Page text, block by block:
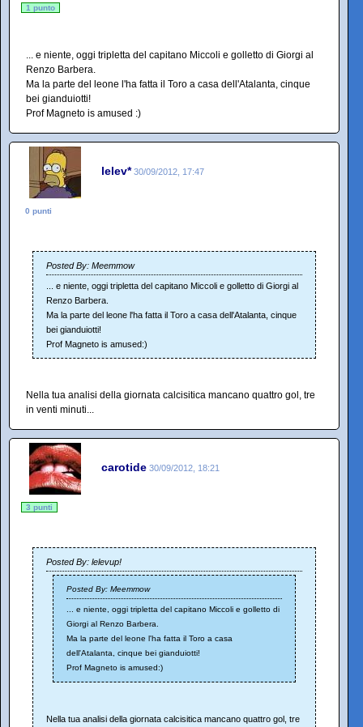
1 punto
... e niente, oggi tripletta del capitano Miccoli e golletto di Giorgi al
Renzo Barbera.
Ma la parte del leone l'ha fatta il Toro a casa dell'Atalanta, cinque
bei gianduiotti!
Prof Magneto is amused :)
lelev* 30/09/2012, 17:47
0 punti
Posted By: Meemmow
... e niente, oggi tripletta del capitano Miccoli e golletto di Giorgi al
Renzo Barbera.
Ma la parte del leone l'ha fatta il Toro a casa dell'Atalanta, cinque
bei gianduiotti!
Prof Magneto is amused:)
Nella tua analisi della giornata calcisitica mancano quattro gol, tre
in venti minuti...
carotide 30/09/2012, 18:21
3 punti
Posted By: lelevup!
Posted By: Meemmow
... e niente, oggi tripletta del capitano Miccoli e golletto di
Giorgi al Renzo Barbera.
Ma la parte del leone l'ha fatta il Toro a casa
dell'Atalanta, cinque bei gianduiotti!
Prof Magneto is amused:)
Nella tua analisi della giornata calcisitica mancano quattro gol, tre